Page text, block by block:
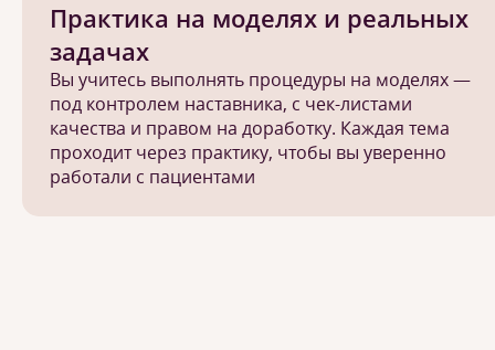
Практика на моделях и реальных
задачах
Вы учитесь выполнять процедуры на моделях —
под контролем наставника, с чек-листами
качества и правом на доработку. Каждая тема
проходит через практику, чтобы вы уверенно
работали с пациентами